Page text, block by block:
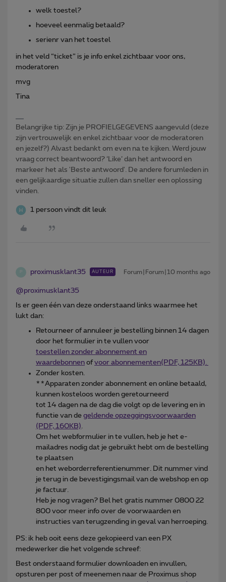
welk toestel?
hoeveel eenmalig betaald?
serienr van het toestel
in het veld “ticket” is je info enkel zichtbaar voor ons,
moderatoren
mvg
Tina
Belangrijke tip: Zijn je PROFIELGEGEVENS aangevuld (deze
zijn vertrouwelijk en enkel zichtbaar voor de moderatoren
en jezelf?) Alvast bedankt om even na te kijken. Werd jouw
vraag correct beantwoord? ‘Like’ dan het antwoord en
markeer het als 'Beste antwoord'. De andere forumleden in
een gelijkaardige situatie zullen dan sneller een oplossing
vinden.
1 persoon vindt dit leuk
P proximusklant35 AUTEUR Forum|Forum|10 months ago
@proximusklant35
Is er geen één van deze onderstaand links waarmee het
lukt dan:
Retourneer of annuleer je bestelling binnen 14 dagen
door het formulier in te vullen voor
toestellen zonder abonnement en
waardebonnen ofvoor abonnementen(PDF, 125KB).
Zonder kosten.
**Apparaten zonder abonnement en online betaald,
kunnen kosteloos worden geretourneerd
tot 14 dagen na de dag die volgt op de levering en in
functie van de geldende opzeggingsvoorwaarden
(PDF, 160KB).
Om het webformulier in te vullen, heb je het e-
mailadres nodig dat je gebruikt hebt om de bestelling
te plaatsen
en het weborderreferentienummer. Dit nummer vind
je terug in de bevestigingsmail van de webshop en op
je factuur.
Heb je nog vragen? Bel het gratis nummer 0800 22
800 voor meer info over de voorwaarden en
instructies van terugzending in geval van herroeping.
PS: ik heb ooit eens deze gekopieerd van een PX
medewerker die het volgende schreef:
Best onderstaand formulier downloaden en invullen,
opsturen per post of meenemen naar de Proximus shop